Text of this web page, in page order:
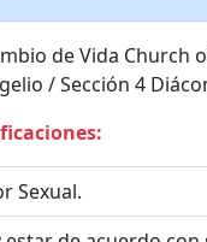
de Vida Church
/ Sección 4
Sexual.